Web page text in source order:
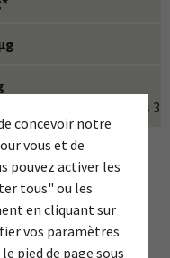
concevoir notre
vous et de
pouvez activer les
tous" ou les
en cliquant sur
vos paramètres
pied de page sous
au moins 3
à 1 mg